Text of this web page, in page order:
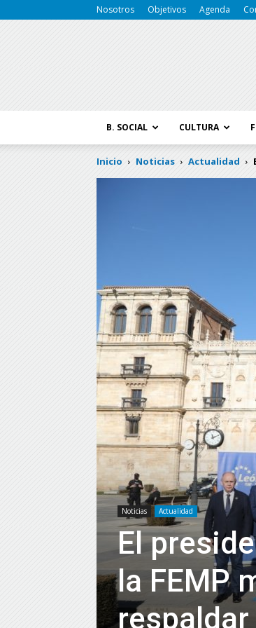
Nosotros Objetivos Agenda
B. SOCIAL CULTURA
Inicio Noticias Actualidad
Noticias Actualidad
El
la FEMP